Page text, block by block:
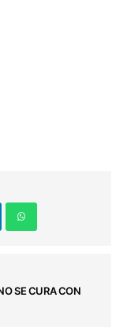
SE CURA CON